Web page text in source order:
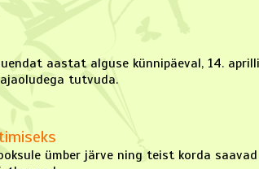
aastat alguse künnipäeval, 14.
tutvuda.
ümber järve ning teist korda